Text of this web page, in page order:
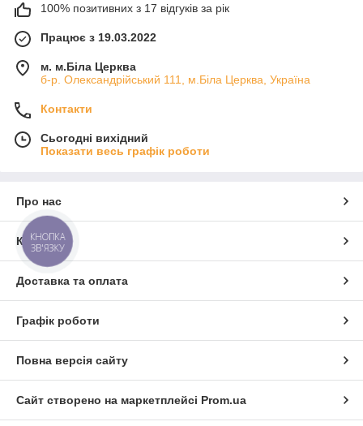
100% позитивних з 17 відгуків за рік
Працює з 19.03.2022
м. м.Біла Церква
б-р. Олександрійський 111, м.Біла Церква, Україна
Контакти
Сьогодні вихідний
Показати весь графік роботи
Про нас
Контакти
Доставка та оплата
Графік роботи
Повна версія сайту
Сайт створено на маркетплейсі Prom.ua
КНОПКА
ЗВ'ЯЗКУ